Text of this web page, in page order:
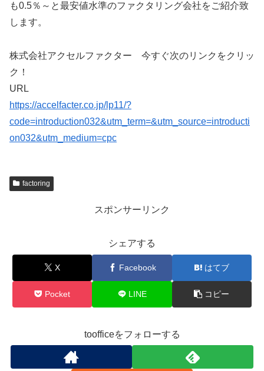
も0.5％～と最安値水準のファクタリング会社をご紹介致
します。
株式会社アクセルファクター 今すぐ次のリンクをクリッ
ク！
URL
https://accelfacter.co.jp/lp11/?
code=introduction032&utm_term=&utm_source=introducti
on032&utm_medium=cpc
factoring
スポンサーリンク
シェアする
X Facebook はてブ
Pocket LINE コピー
toofficeをフォローする